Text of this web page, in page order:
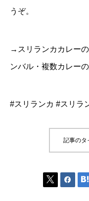
うぞ。
→スリランカカレー
ンバル・複数カレー
#スリランカ #スリラ
記事のタ
  